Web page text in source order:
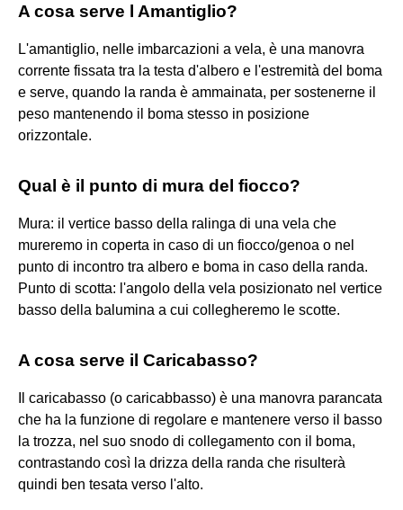
A cosa serve l Amantiglio?
L'amantiglio, nelle imbarcazioni a vela, è una manovra
corrente fissata tra la testa d'albero e l'estremità del boma
e serve, quando la randa è ammainata, per sostenerne il
peso mantenendo il boma stesso in posizione
orizzontale.
Qual è il punto di mura del fiocco?
Mura: il vertice basso della ralinga di una vela che
mureremo in coperta in caso di un fiocco/genoa o nel
punto di incontro tra albero e boma in caso della randa.
Punto di scotta: l'angolo della vela posizionato nel vertice
basso della balumina a cui collegheremo le scotte.
A cosa serve il Caricabasso?
Il caricabasso (o caricabbasso) è una manovra parancata
che ha la funzione di regolare e mantenere verso il basso
la trozza, nel suo snodo di collegamento con il boma,
contrastando così la drizza della randa che risulterà
quindi ben tesata verso l'alto.